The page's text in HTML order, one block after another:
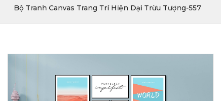
Bộ Tranh Canvas Trang Trí Hiện Dại Trừu Tượng-557